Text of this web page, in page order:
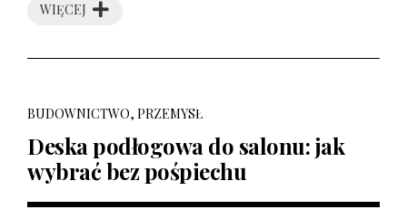
WIĘCEJ
BUDOWNICTWO, PRZEMYSŁ
Deska podłogowa do salonu: jak
wybrać bez pośpiechu